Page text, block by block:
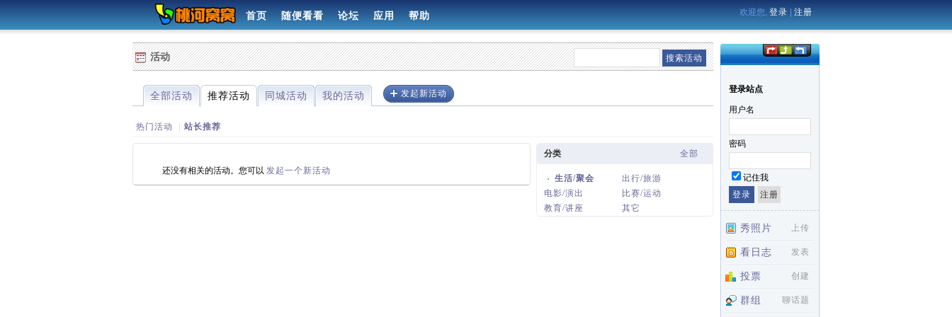
首页 随便看看 论坛 应用 帮助 欢迎您, 登录 注册
活动
全部活动 推荐活动 同城活动 我的活动 发起新活动
热门活动 站长推荐
还没有相关的活动。您可以 发起一个新活动
全部
分类
生活/聚会
出行/旅游
电影/演出
比赛/运动
教育/讲座
其它
登录站点
用户名
密码
记住我
秀照片 上传
看日志 发表
投票 创建
群组 聊话题